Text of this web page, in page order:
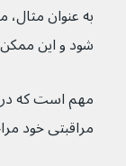
شود و این
مهم است که در
مراقبتی خود